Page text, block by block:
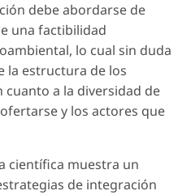
debe abordarse de
una factibilidad
lo cual sin duda
la estructura de los
a la diversidad de
y los actores que
científica muestra un
de integración